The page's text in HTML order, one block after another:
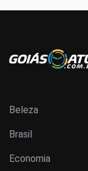
Beleza
Brasil
Economia